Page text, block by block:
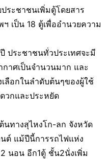
ระชาชนเพิ่มตู้โดยสาร
เป็น 18 ตู้เพื่ออำนวยความ
ประชาชนทั่วประเทศจะมี
กาศเป็นจำนวนมาก และ
ลือกในลำดับต้นๆของผู้ใช้
วกและประหยัด
นทางสุไหงโก-ลก จังหวัด
ต์ แม้ปีนี้การรถไฟแห่ง
นอน อีก1ตู้ ชั้น2นั่งเพิ่ม